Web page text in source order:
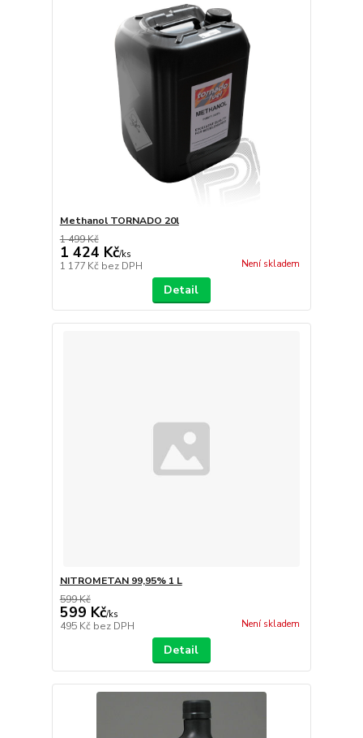
Methanol TORNADO 20l
1 499 Kč
1 424 Kč/ks
1 177 Kč bez DPH Není skladem
Detail
NITROMETAN 99,95% 1 L
599 Kč
599 Kč/ks
495 Kč bez DPH Není skladem
Detail